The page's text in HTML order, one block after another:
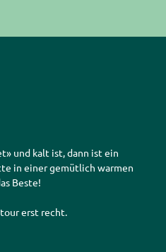
und kalt ist, dann ist ein
in einer gemütlich warmen
Beste!
erst recht.